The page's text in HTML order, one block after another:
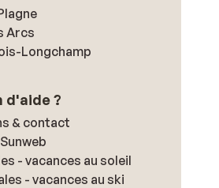
Arcs
Longchamp
d'aide ?
& contact
- vacances au soleil
- vacances au ski